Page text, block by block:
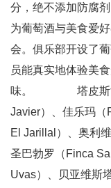
分，绝不添加防腐
为葡萄酒与美食爱
会。俱乐部开设了
员能真实地体验美
味。 塔皮斯酒
Javier）、佳乐玛（
El Jarillal）、奥利
圣巴勃罗（Finca
Uvas）、贝亚维斯